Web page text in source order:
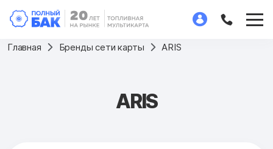
Главная Бренды сети карты ARIS
ARIS